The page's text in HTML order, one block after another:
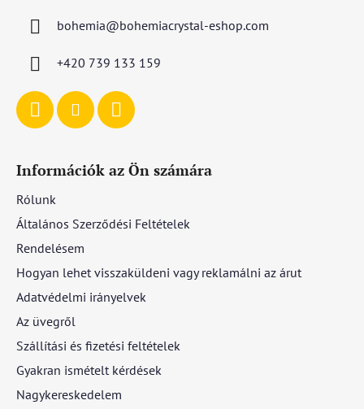
bohemia@bohemiacrystal-eshop.com
+420 739 133 159
Információk az Ön számára
Rólunk
Általános Szerződési Feltételek
Rendelésem
Hogyan lehet visszaküldeni vagy reklamálni az árut
Adatvédelmi irányelvek
Az üvegről
Szállítási és fizetési feltételek
Gyakran ismételt kérdések
Nagykereskedelem